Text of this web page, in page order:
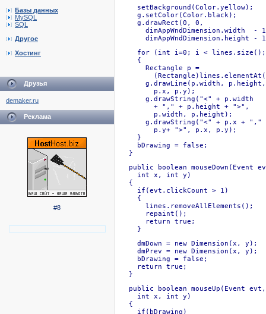
Базы данных
MySQL
SQL
Другое
Хостинг
Друзья
demaker.ru
Реклама
#8
    setBackground(Color.yellow);
    g.setColor(Color.black);
    g.drawRect(0, 0,
dimAppWndDimension.width  -
dimAppWndDimension.height
for (int i=0; i <
    {
      Rectangle p =
      g.drawLine(p.width, p.height,
        p.x, p.y);
      g.drawString("<" + p.width
        + "," + p.height + ">",
        p.width, p.height);
g.drawString("<" + p.x + ","
        p.y+ ">", p.x, p.y);
    }
    bDrawing = false;
  }
public boolean mouseDown(Event
    int x, int y)
  {
    if(evt.clickCount > 1)
    {
      lines.removeAllElements();
      repaint();
      return true;
    }
    dmDown = new Dimension(x, y);
    dmPrev = new Dimension(x, y);
    bDrawing = false;
    return true;
  }
public boolean mouseUp(Event
    int x, int y)
  {
    if(bDrawing)